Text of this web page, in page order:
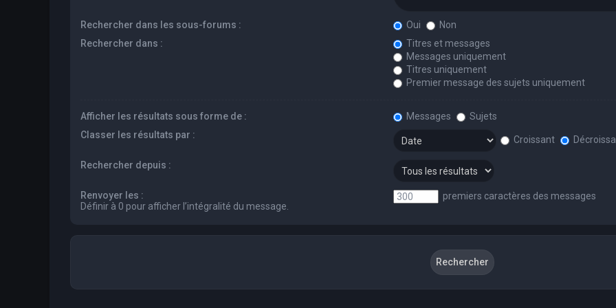
Rechercher dans les sous-forums : Oui
Non
Rechercher dans :
Titres et messages
Messages uniquement
Titres uniquement
Premier message des sujets uniquement
Afficher les résultats sous forme de : Messages
Sujets
Classer les résultats par :
Croissant
Rechercher depuis :
Renvoyer les :
Définir à 0 pour afficher l’intégralité du message.
premiers caractères des messages